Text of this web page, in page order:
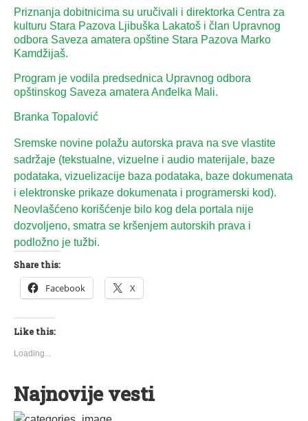
Priznanja dobitnicima su uručivali i direktorka Centra za
kulturu Stara Pazova Ljibuška Lakatoš i član Upravnog
odbora Saveza amatera opštine Stara Pazova Marko
Kamdžijaš.
Program je vodila predsednica Upravnog odbora
opštinskog Saveza amatera Anđelka Mali.
Branka Topalović
Sremske novine polažu autorska prava na sve vlastite
sadržaje (tekstualne, vizuelne i audio materijale, baze
podataka, vizuelizacije baza podataka, baze dokumenata
i elektronske prikaze dokumenata i programerski kod).
Neovlašćeno korišćenje bilo kog dela portala nije
dozvoljeno, smatra se kršenjem autorskih prava i
podložno je tužbi.
Share this:
Facebook X
Like this:
Loading...
Najnovije vesti